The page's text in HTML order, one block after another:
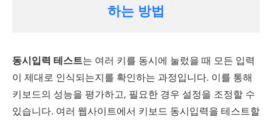
하는 방법
동시입력 테스트는 여러 키를 동시에 눌렀을 때 모든 입력
이 제대로 인식되는지를 확인하는 과정입니다. 이를 통해
키보드의 성능을 평가하고, 필요한 경우 설정을 조정할 수
있습니다. 여러 웹사이트에서 키보드 동시입력을 테스트할